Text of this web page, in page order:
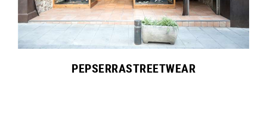
PEPSERRASTREETWEAR